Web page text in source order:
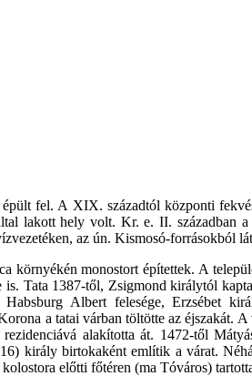
fel. A XIX. századtól központi
lakott hely volt. Kr. e. II. században
az ún. Kismosó-forrásokból
monostort építettek. A
Tata 1387-től, Zsigmond királytól
Albert felesége, Erzsébet
a tatai várban töltötte az éjszakát.
alakította át. 1472-től
király birtokaként említik a várat.
előtti főtéren (ma Tóváros)